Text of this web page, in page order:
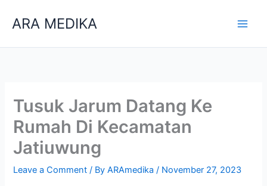
ARA MEDIKA
Tusuk Jarum Datang Ke
Rumah Di Kecamatan
Jatiuwung
Leave a Comment / ByARAmedika/ November 27, 2023